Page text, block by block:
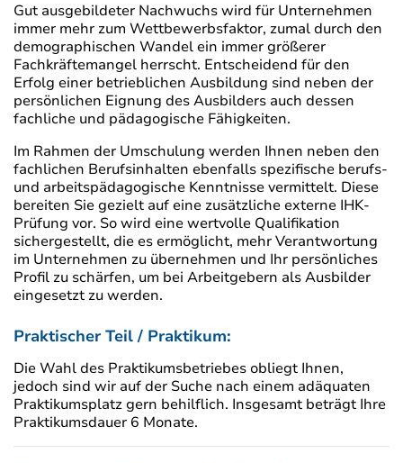
Gut ausgebildeter Nachwuchs wird für Unternehmen
immer mehr zum Wettbewerbsfaktor, zumal durch den
demographischen Wandel ein immer größerer
Fachkräftemangel herrscht. Entscheidend für den
Erfolg einer betrieblichen Ausbildung sind neben der
persönlichen Eignung des Ausbilders auch dessen
fachliche und pädagogische Fähigkeiten.
Im Rahmen der Umschulung werden Ihnen neben den
fachlichen Berufsinhalten ebenfalls spezifische berufs-
und arbeitspädagogische Kenntnisse vermittelt. Diese
bereiten Sie gezielt auf eine zusätzliche externe IHK-
Prüfung vor. So wird eine wertvolle Qualifikation
sichergestellt, die es ermöglicht, mehr Verantwortung
im Unternehmen zu übernehmen und Ihr persönliches
Profil zu schärfen, um bei Arbeitgebern als Ausbilder
eingesetzt zu werden.
Praktischer Teil / Praktikum:
Die Wahl des Praktikumsbetriebes obliegt Ihnen,
jedoch sind wir auf der Suche nach einem adäquaten
Praktikumsplatz gern behilflich. Insgesamt beträgt Ihre
Praktikumsdauer 6 Monate.